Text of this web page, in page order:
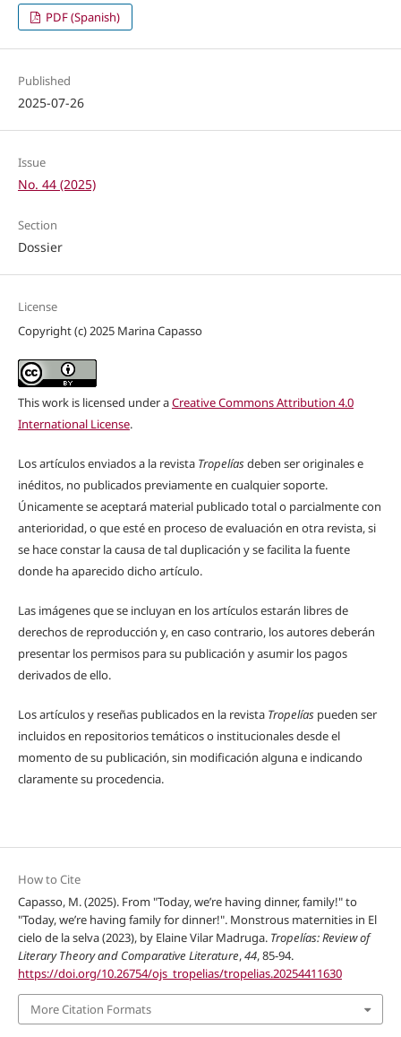
PDF (Spanish)
Published
2025-07-26
Issue
No. 44 (2025)
Section
Dossier
License
Copyright (c) 2025 Marina Capasso
This work is licensed under aCreative Commons Attribution 4.0
International License.
Los artículos enviados a la revista Tropelíasdeben ser originales e
inéditos, no publicados previamente en cualquier soporte.
Únicamente se aceptará material publicado total o parcialmente con
anterioridad, o que esté en proceso de evaluación en otra revista, si
se hace constar la causa de tal duplicación y se facilita la fuente
donde ha aparecido dicho artículo.
Las imágenes que se incluyan en los artículos estarán libres de
derechos de reproducción y, en caso contrario, los autores deberán
presentar los permisos para su publicación y asumir los pagos
derivados de ello.
Los artículos y reseñas publicados en la revista Tropelíaspueden ser
incluidos en repositorios temáticos o institucionales desde el
momento de su publicación, sin modificación alguna e indicando
claramente su procedencia.
How to Cite
Capasso, M. (2025). From "Today, we’re having dinner, family!" to
"Today, we’re having family for dinner!". Monstrous maternities in El
cielo de la selva (2023), by Elaine Vilar Madruga. Tropelías: Review of
Literary Theory and Comparative Literature,44, 85-94.
https://doi.org/10.26754/ojs_tropelias/tropelias.20254411630
More Citation Formats